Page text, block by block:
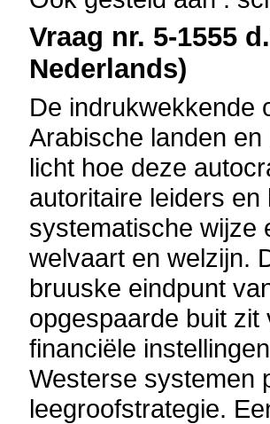
Vraag nr. 5-1555
Nederlands)
De indrukwekkende
Arabische landen
licht hoe deze
autoritaire leiders
systematische wijze
welvaart en welzijn.
bruuske eindpunt
opgespaarde buit
financiële
Westerse systemen
leegroofstrategie.